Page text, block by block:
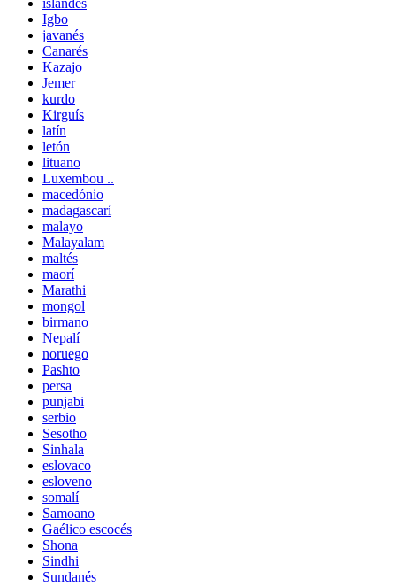
Igbo
javanés
Canarés
Kazajo
Jemer
kurdo
Kirguís
latín
letón
lituano
Luxembou ..
macedónio
madagascarí
malayo
Malayalam
maltés
maorí
Marathi
mongol
birmano
Nepalí
noruego
Pashto
persa
punjabi
serbio
Sesotho
Sinhala
eslovaco
esloveno
somalí
Samoano
Gaélico escocés
Shona
Sindhi
Sundanés